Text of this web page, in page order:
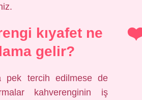
kıyafet ne
gelir?
pek tercih edilmese de
kahverenginin iş